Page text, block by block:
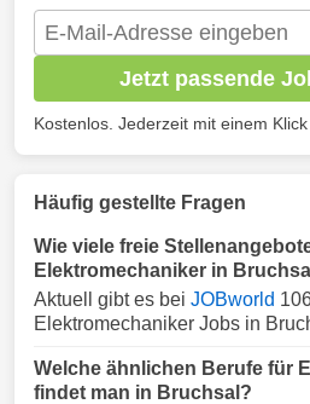
Jetzt passende
Kostenlos. Jederzeit mit einem
Häufig gestellte Fragen
Wie viele freie
Elektromechaniker in
Aktuell gibt es bei JOBworld
Elektromechaniker Jobs in
Welche ähnlichen Berufe für
findet man in Bruchsal?